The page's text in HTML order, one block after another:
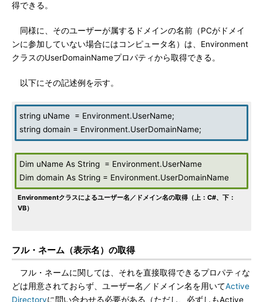
得できる。
同様に、そのユーザーが属するドメインの名前（PCがドメイ
ンに参加していない場合にはコンピュータ名）は、Environment
クラスのUserDomainNameプロパティから取得できる。
以下にその記述例を示す。
string uName = Environment.UserName;
string domain = Environment.UserDomainName;
Dim uName As String = Environment.UserName
Dim domain As String = Environment.UserDomainName
Environmentクラスによるユーザー名／ドメイン名の取得（上：C#、下：
VB）
フル・ネーム（表示名）の取得
フル・ネームに関しては、それを直接取得できるプロパティな
どは用意されておらず、ユーザー名／ドメイン名を用いてActive
Directoryに問い合わせる必要がある（ただし、必ずしもActive